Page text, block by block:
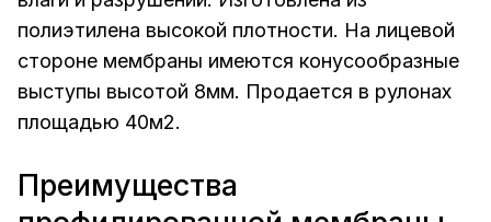
полиэтилена высокой плотности. На лицевой
стороне мембраны имеются конусообразные
выступы высотой 8мм. Продается в рулонах
площадью 40м2.
Преимущества